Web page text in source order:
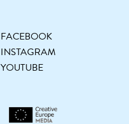
FACEBOOK
INSTAGRAM
YOUTUBE